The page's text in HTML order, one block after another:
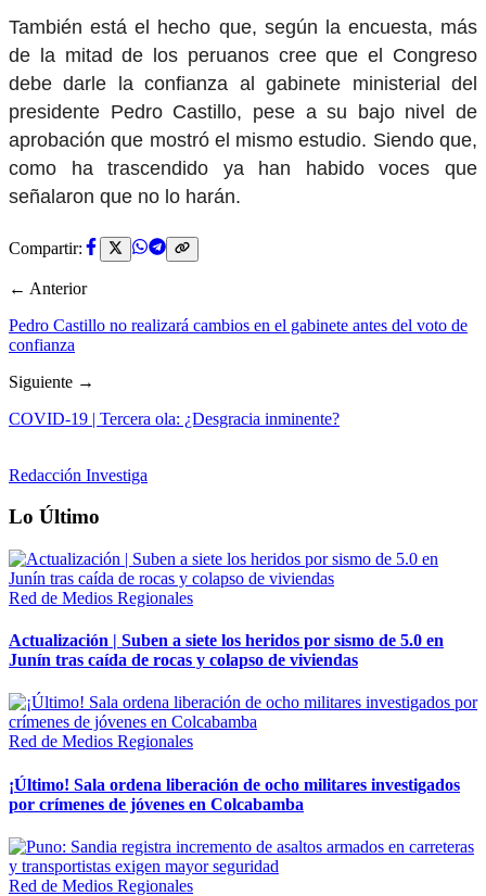
También está el hecho que, según la encuesta, más
de la mitad de los peruanos cree que el Congreso
debe darle la confianza al gabinete ministerial del
presidente Pedro Castillo, pese a su bajo nivel de
aprobación que mostró el mismo estudio. Siendo que,
como ha trascendido ya han habido voces que
señalaron que no lo harán.
Compartir:
← Anterior
Pedro Castillo no realizará cambios en el gabinete antes del voto de
confianza
Siguiente →
COVID-19 | Tercera ola: ¿Desgracia inminente?
Redacción Investiga
Lo Último
Red de Medios Regionales
Actualización | Suben a siete los heridos por sismo de 5.0 en
Junín tras caída de rocas y colapso de viviendas
Red de Medios Regionales
¡Último! Sala ordena liberación de ocho militares investigados
por crímenes de jóvenes en Colcabamba
Red de Medios Regionales